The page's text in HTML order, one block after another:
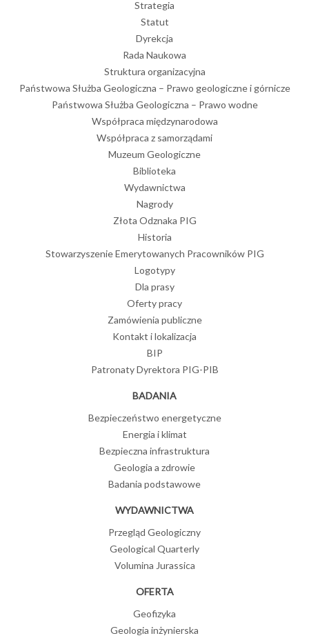
Strategia
Statut
Dyrekcja
Rada Naukowa
Struktura organizacyjna
Państwowa Służba Geologiczna – Prawo geologiczne i górnicze
Państwowa Służba Geologiczna – Prawo wodne
Współpraca międzynarodowa
Współpraca z samorządami
Muzeum Geologiczne
Biblioteka
Wydawnictwa
Nagrody
Złota Odznaka PIG
Historia
Stowarzyszenie Emerytowanych Pracowników PIG
Logotypy
Dla prasy
Oferty pracy
Zamówienia publiczne
Kontakt i lokalizacja
BIP
Patronaty Dyrektora PIG-PIB
BADANIA
Bezpieczeństwo energetyczne
Energia i klimat
Bezpieczna infrastruktura
Geologia a zdrowie
Badania podstawowe
WYDAWNICTWA
Przegląd Geologiczny
Geological Quarterly
Volumina Jurassica
OFERTA
Geofizyka
Geologia inżynierska